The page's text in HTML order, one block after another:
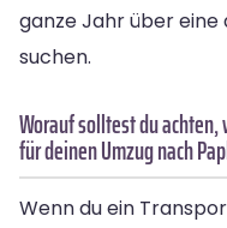
ganze Jahr über
suchen.
Worauf solltest du
für deinen Umzug nach
Wenn du ein